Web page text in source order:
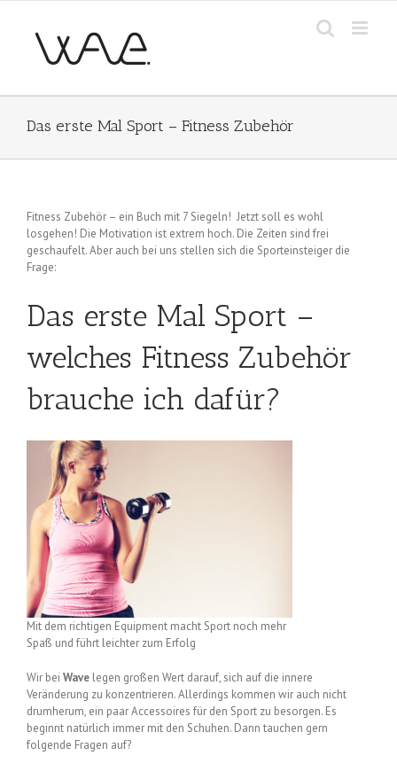
springen
Das erste Mal Sport – Fitness Zubehör
Fitness Zubehör – ein Buch mit 7 Siegeln! Jetzt soll es wohl
losgehen! Die Motivation ist extrem hoch. Die Zeiten sind frei
geschaufelt. Aber auch bei uns stellen sich die Sporteinsteiger die
Frage:
Das erste Mal Sport –
welches Fitness Zubehör
brauche ich dafür?
Mit dem richtigen Equipment macht Sport noch mehr
Spaß und führt leichter zum Erfolg
Wir bei Wave legen großen Wert darauf, sich auf die innere
Veränderung zu konzentrieren. Allerdings kommen wir auch nicht
drumherum, ein paar Accessoires für den Sport zu besorgen. Es
beginnt natürlich immer mit den Schuhen. Dann tauchen gern
folgende Fragen auf?